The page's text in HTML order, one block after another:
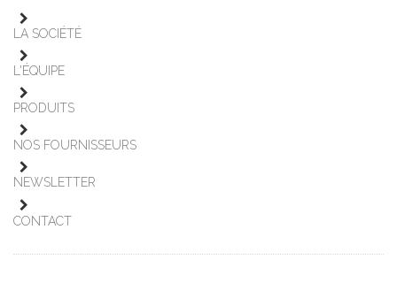
LA SOCIÉTÉ
L'ÉQUIPE
PRODUITS
NOS FOURNISSEURS
NEWSLETTER
CONTACT